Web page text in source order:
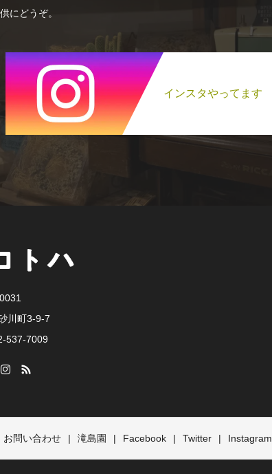
にどうぞ。
インスタやってます
川町3-9-7
537-7009
お問い合わせ 滝島園 Facebook Twitter Instagram